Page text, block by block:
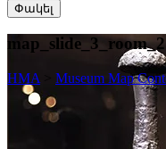
Փակել
map_slide_3_room_2
HMA Museum Map